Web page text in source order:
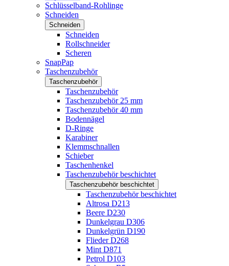
Schlüsselband-Rohlinge
Schneiden
Schneiden
Schneiden
Rollschneider
Scheren
SnapPap
Taschenzubehör
Taschenzubehör
Taschenzubehör
Taschenzubehör 25 mm
Taschenzubehör 40 mm
Bodennägel
D-Ringe
Karabiner
Klemmschnallen
Schieber
Taschenhenkel
Taschenzubehör beschichtet
Taschenzubehör beschichtet
Taschenzubehör beschichtet
Altrosa D213
Beere D230
Dunkelgrau D306
Dunkelgrün D190
Flieder D268
Mint D871
Petrol D103